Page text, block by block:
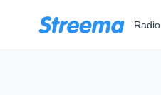
Radio